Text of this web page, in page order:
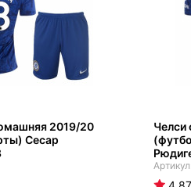
2019/20
Сесар